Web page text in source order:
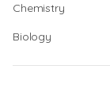
Chemistry
Biology